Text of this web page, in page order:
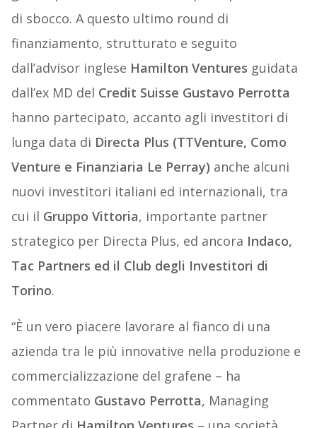
di sbocco. A questo ultimo round di
finanziamento, strutturato e seguito
dall’advisor inglese Hamilton Ventures guidata
dall’ex MD del Credit Suisse Gustavo Perrotta
hanno partecipato, accanto agli investitori di
lunga data di Directa Plus (TTVenture, Como
Venture e Finanziaria Le Perray) anche alcuni
nuovi investitori italiani ed internazionali, tra
cui il Gruppo Vittoria, importante partner
strategico per Directa Plus, ed ancora Indaco,
Tac Partners ed il Club degli Investitori di
Torino.
“È un vero piacere lavorare al fianco di una
azienda tra le più innovative nella produzione e
commercializzazione del grafene – ha
commentato Gustavo Perrotta, Managing